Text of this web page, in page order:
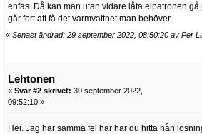
enfas. Då kan man utan vidare låta elpatronen gå
går fort att få det varmvattnet man behöver.
« Senast ändrad: 29 september 2022, 08:50:20 av Per
Lehtonen
« Svar #2 skrivet: 30 september 2022,
09:52:10 »
Hei. Jag har samma fel här har du hitta nån